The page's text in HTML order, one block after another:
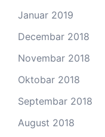
Januar 2019
Decembar 2018
Novembar 2018
Oktobar 2018
Septembar 2018
August 2018